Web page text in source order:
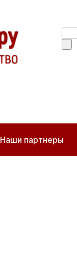
Наши партнеры